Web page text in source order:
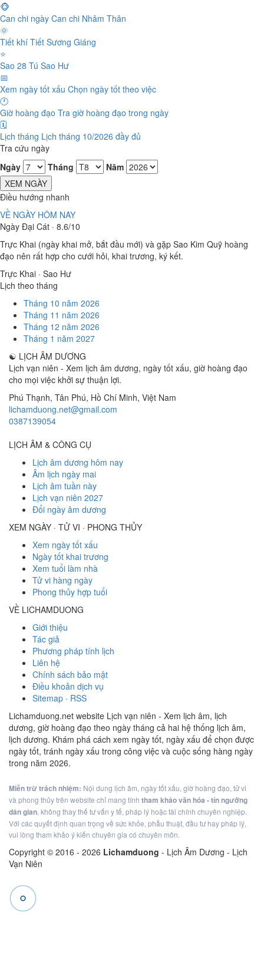
🐵
Can chi ngày Can chi Nhâm Thân
🌞
Tiết khí Tiết Sương Giáng
⭐
Sao 28 Tú Sao Hư
📅
Xem ngày tốt xấu Chọn ngày tốt theo việc
🕐
Giờ hoàng đạo Tra giờ hoàng đạo trong ngày
🗓️
Lịch tháng Lịch tháng 10/2026 đầy đủ
Tra cứu ngày
Ngày
Tháng
Năm
XEM NGÀY
Điều hướng nhanh
VỀ NGÀY HÔM NAY
Ngày Đại Cát · 8.6/10
Trực Khai (ngày khai mở, bắt đầu mới) và gặp Sao Kim Quỹ hoàng
đạo nên rất hợp cho cưới hỏi, khai trương, ký kết.
Trực Khai · Sao Hư
Lịch theo tháng
Tháng 10 năm 2026
Tháng 11 năm 2026
Tháng 12 năm 2026
Tháng 1 năm 2027
☯ LỊCH ÂM DƯƠNG
Lịch vạn niên - Xem lịch âm dương, ngày tốt xấu, giờ hoàng đạo
cho mọi việc khởi sự thuận lợi.
Phú Thạnh, Tân Phú, Hồ Chí Minh, Việt Nam
lichamduong.net@gmail.com
0387139054
LỊCH ÂM & CÔNG CỤ
Lịch âm dương hôm nay
Âm lịch ngày mai
Lịch âm tuần này
Lịch vạn niên 2027
Đổi ngày âm dương
XEM NGÀY · TỬ VI · PHONG THỦY
Xem ngày tốt xấu
Ngày tốt khai trương
Xem tuổi làm nhà
Tử vi hàng ngày
Phong thủy hợp tuổi
VỀ LICHAMDUONG
Giới thiệu
Tác giả
Phương pháp tính lịch
Liên hệ
Chính sách bảo mật
Điều khoản dịch vụ
Sitemap · RSS
Lichamduong.net website Lịch vạn niên - Xem lịch âm, lịch
dương, giờ hoàng đạo theo ngày tháng cả hai hệ thống lịch âm,
lịch dương. Khám phá cách xem ngày tốt, ngày xấu để chọn được
ngày tốt, tránh ngày xấu trong công việc và cuộc sống hàng ngày
trong năm 2026.
Miễn trừ trách nhiệm: Nội dung lịch âm, ngày tốt xấu, giờ hoàng đạo, tử vi
và phong thủy trên website chỉ mang tính tham khảo văn hóa - tín ngưỡng
dân gian, không thay thế tư vấn y tế, pháp lý hoặc tài chính chuyên nghiệp.
Với các quyết định quan trọng về sức khỏe, phẫu thuật, đầu tư hay pháp lý,
vui lòng tham khảo ý kiến chuyên gia có chuyên môn.
Copyright © 2016 - 2026 Lichamduong - Lịch Âm Dương - Lịch
Vạn Niên